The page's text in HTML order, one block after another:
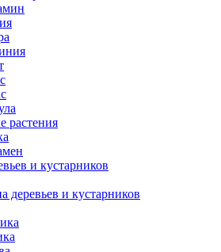
растения
и кустарников
деревьев и кустарников